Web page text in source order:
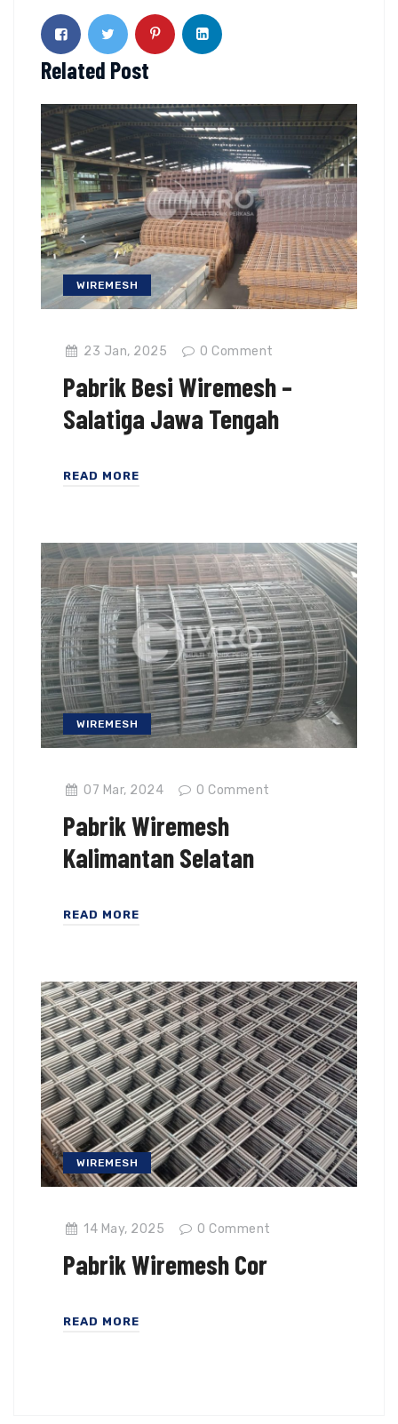
Related Post
WIREMESH
23 Jan, 2025 0 Comment
Pabrik Besi Wiremesh –
Salatiga Jawa Tengah
READ MORE
WIREMESH
07 Mar, 2024 0 Comment
Pabrik Wiremesh
Kalimantan Selatan
READ MORE
WIREMESH
14 May, 2025 0 Comment
Pabrik Wiremesh Cor
READ MORE